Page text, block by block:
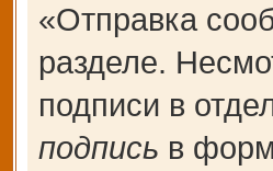
«Отправка
разделе.
подписи в
подпись в